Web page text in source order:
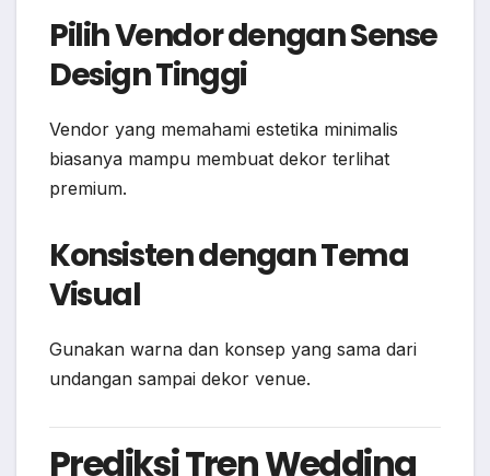
Pilih Vendor dengan Sense
Design Tinggi
Vendor yang memahami estetika minimalis
biasanya mampu membuat dekor terlihat
premium.
Konsisten dengan Tema
Visual
Gunakan warna dan konsep yang sama dari
undangan sampai dekor venue.
Prediksi Tren Wedding